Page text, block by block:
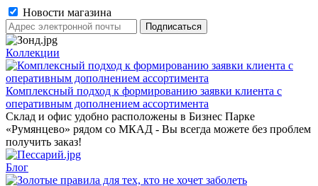
Новости магазина
Коллекции
Комплексный подход к формированию заявки клиента с
оперативным дополнением ассортимента
Склад и офис удобно расположены в Бизнес Парке
«Румянцево» рядом со МКАД - Вы всегда можете без проблем
получить заказ!
Блог